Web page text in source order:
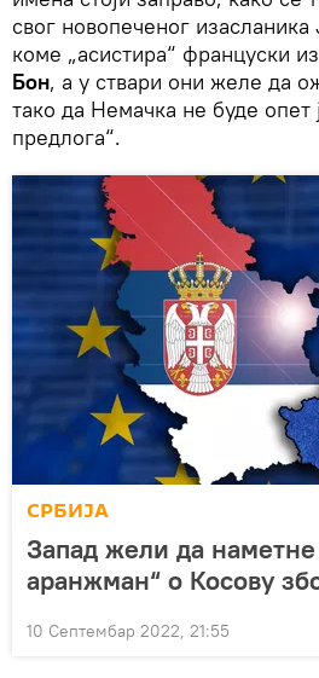
свог новопеченог
коме „асистира“ француски
Бон, a у ствари они желе да
тако да Немачка не буде опет
предлога“.
СРБИЈА
Запад жели да наметне
аранжман“ о Косову
10 Септембар 2022, 21:55